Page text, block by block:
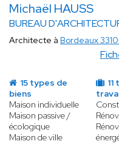
Michaël HAUSS
BUREAU
Architecte à Bordeaux
15 types de
biens
Maison individuelle
Maison passive /
écologique
Maison de ville